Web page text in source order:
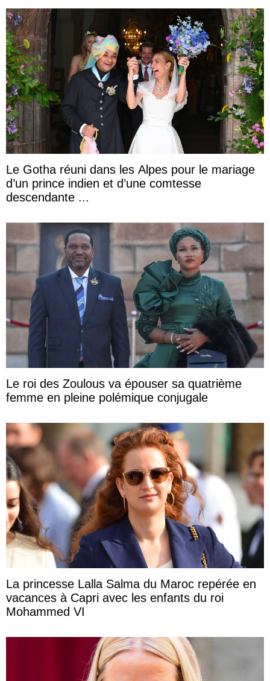
Le Gotha réuni dans les Alpes pour le mariage
d’un prince indien et d’une comtesse
descendante ...
Le roi des Zoulous va épouser sa quatrième
femme en pleine polémique conjugale
La princesse Lalla Salma du Maroc repérée en
vacances à Capri avec les enfants du roi
Mohammed VI